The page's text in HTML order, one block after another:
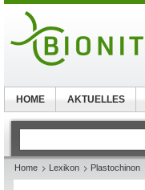
Home Lexikon Plastochinon
HOME AKTUELLES